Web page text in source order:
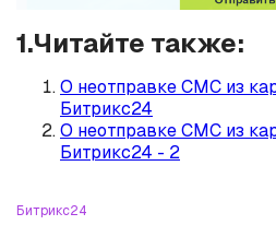
1.Читайте также:
О неотправке СМС из
Битрикс24
О неотправке СМС из
Битрикс24 - 2
Битрикс24